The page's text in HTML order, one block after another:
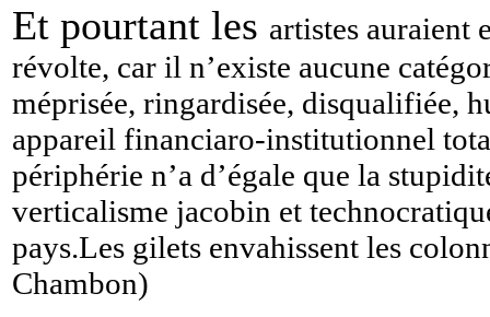
Et pourtant les artistes auraient
révolte, car il n’existe aucune
méprisée, ringardisée, disqualifiée,
appareil financiaro-institutionnel
périphérie n’a d’égale que la
verticalisme jacobin et
pays.Les gilets envahissent les
Chambon)